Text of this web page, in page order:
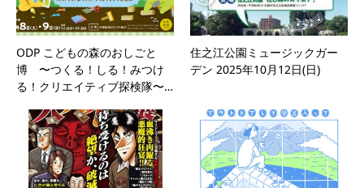
ODP こどもの森のおしごと
博 〜つくる！しる！みつけ
る！クリエイティブ探検隊〜…
住之江公園ミュージックガー
デン 2025年10月12日(日)